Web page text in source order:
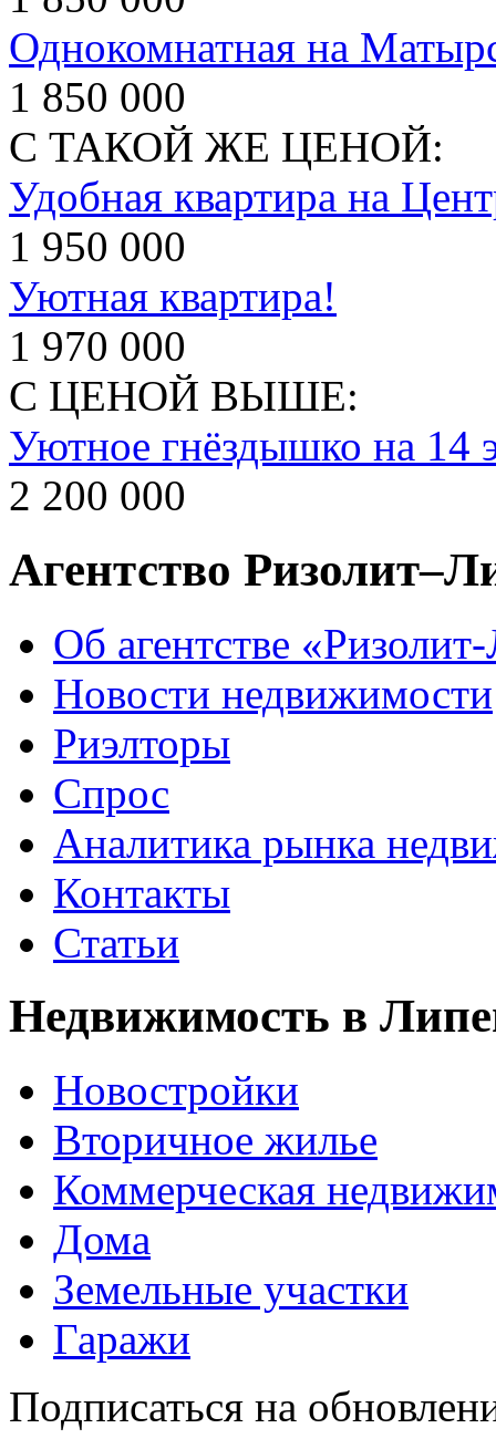
Однокомнатная на
1 850 000
С ТАКОЙ ЖЕ ЦЕНОЙ:
Удобная квартира на
1 950 000
Уютная квартира!
1 970 000
С ЦЕНОЙ ВЫШЕ:
Уютное гнёздышко на 14
2 200 000
Агентство
Об агентстве
Новости недвижимости
Риэлторы
Спрос
Аналитика рынка
Контакты
Статьи
Недвижимость в
Новостройки
Вторичное жилье
Коммерческая
Дома
Земельные участки
Гаражи
Подписаться на